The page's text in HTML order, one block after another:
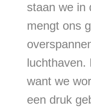
staan we in
mengt ons
luchthaven.
want we
een druk